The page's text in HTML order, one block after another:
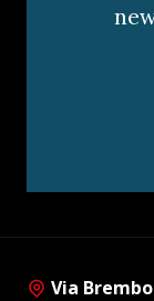
Via